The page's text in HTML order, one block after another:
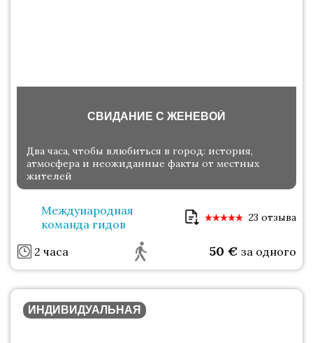
СВИДАНИЕ С ЖЕНЕВОЙ
Два часа, чтобы влюбиться в город: история,
атмосфера и неожиданные факты от местных
жителей
Международная
команда гидов
23 отзыва
2 часа 50 € за одного
ИНДИВИДУАЛЬНАЯ